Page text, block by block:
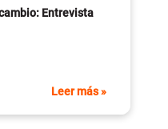
Entrevista
Leer más »